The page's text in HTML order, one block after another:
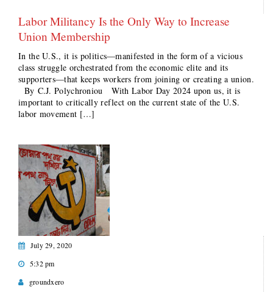
Labor Militancy Is the Only Way to Increase
Union Membership
In the U.S., it is politics—manifested in the form of a vicious
class struggle orchestrated from the economic elite and its
supporters—that keeps workers from joining or creating a union.
By C.J. Polychroniou With Labor Day 2024 upon us, it is
important to critically reflect on the current state of the U.S.
labor movement […]
July 29, 2020
5:32 pm
groundxero